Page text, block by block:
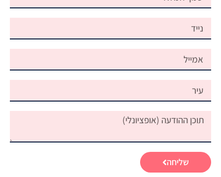
שליחה